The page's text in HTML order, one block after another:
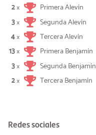
2×
Primera Alevín
3×
Segunda Alevín
4×
Tercera Alevín
13×
Primera Benjamín
3×
Segunda Benjamín
2× Tercera Benjamín
Redes sociales